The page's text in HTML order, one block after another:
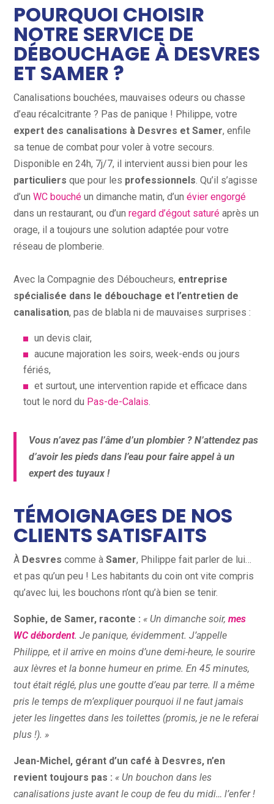
POURQUOI CHOISIR
NOTRE SERVICE DE
DÉBOUCHAGE À DESVRES
ET SAMER ?
Canalisations bouchées, mauvaises odeurs ou chasse
d’eau récalcitrante ? Pas de panique ! Philippe, votre
expert des canalisations à Desvres et Samer, enfile
sa tenue de combat pour voler à votre secours.
Disponible en 24h, 7j/7, il intervient aussi bien pour les
particuliers que pour les professionnels. Qu’il s’agisse
d’unWC bouché un dimanche matin, d’unévier engorgé
dans un restaurant, ou d’unregard d’égout saturé après un
orage, il a toujours une solution adaptée pour votre
réseau de plomberie.
Avec la Compagnie des Déboucheurs, entreprise
spécialisée dans le débouchage et l’entretien de
canalisation, pas de blabla ni de mauvaises surprises :
un devis clair,
aucune majoration les soirs, week-ends ou jours
fériés,
et surtout, une intervention rapide et efficace dans
tout le nord du Pas-de-Calais.
Vous n’avez pas l’âme d’un plombier ? N’attendez pas
d’avoir les pieds dans l’eau pour faire appel à un
expert des tuyaux !
TÉMOIGNAGES DE NOS
CLIENTS SATISFAITS
À Desvres comme àSamer, Philippe fait parler de lui…
et pas qu’un peu ! Les habitants du coin ont vite compris
qu’avec lui, les bouchons n’ont qu’à bien se tenir.
Sophie, de Samer, raconte : « Un dimanche soir,mes
WC débordent. Je panique, évidemment. J’appelle
Philippe, et il arrive en moins d’une demi-heure, le sourire
aux lèvres et la bonne humeur en prime. En 45 minutes,
tout était réglé, plus une goutte d’eau par terre. Il a même
pris le temps de m’expliquer pourquoi il ne faut jamais
jeter les lingettes dans les toilettes (promis, je ne le referai
plus !). »
Jean-Michel, gérant d’un café à Desvres, n’en
revient toujours pas : « Un bouchon dans les
canalisations juste avant le coup de feu du midi… l’enfer !